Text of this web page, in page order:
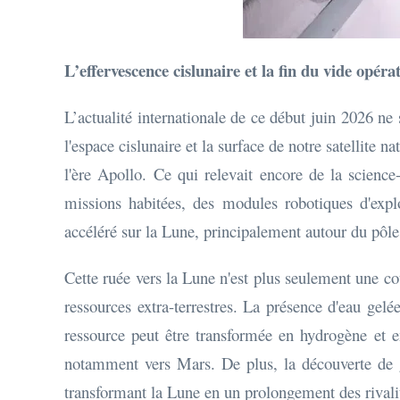
L’effervescence cislunaire et la fin du vide
L’actualité internationale de ce début juin 2026
l'espace cislunaire et la surface de notre satellite
l'ère Apollo. Ce qui relevait encore de la
missions habitées, des modules robotiques
accéléré sur la Lune, principalement autour du
Cette ruée vers la Lune n'est plus seulement une
ressources extra-terrestres. La présence d'eau
ressource peut être transformée en hydrogène
notamment vers Mars. De plus, la découverte
transformant la Lune en un prolongement des